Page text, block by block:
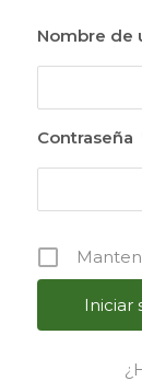
Nombre de
Contraseña